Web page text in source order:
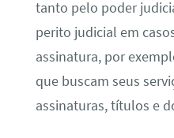
tanto pelo poder
perito judicial em
assinatura, por
que buscam seus
assinaturas, títulos e